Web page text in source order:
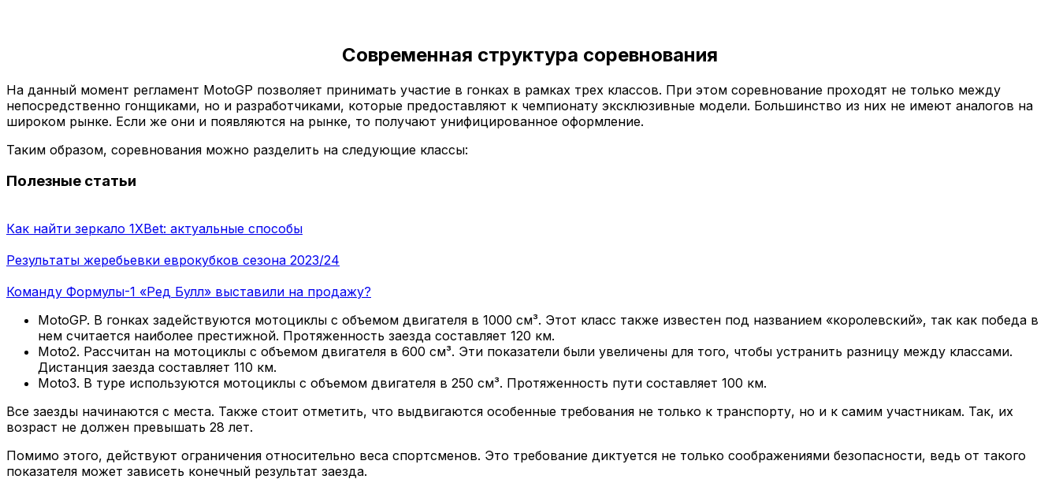
Современная структура соревнования
На данный момент регламент MotoGP позволяет принимать участие в гонках в рамках трех классов. При этом соревнование проходят не только между
непосредственно гонщиками, но и разработчиками, которые предоставляют к чемпионату эксклюзивные модели. Большинство из них не имеют аналогов на
широком рынке. Если же они и появляются на рынке, то получают унифицированное оформление.
Таким образом, соревнования можно разделить на следующие классы:
Полезные статьи
Как найти зеркало 1XBet: актуальные способы
Результаты жеребьевки еврокубков сезона 2023/24
Команду Формулы-1 «Ред Булл» выставили на продажу?
MotoGP. В гонках задействуются мотоциклы с объемом двигателя в 1000 см³. Этот класс также известен под названием «королевский», так как победа в
нем считается наиболее престижной. Протяженность заезда составляет 120 км.
Moto2. Рассчитан на мотоциклы с объемом двигателя в 600 см³. Эти показатели были увеличены для того, чтобы устранить разницу между классами.
Дистанция заезда составляет 110 км.
Moto3. В туре используются мотоциклы с объемом двигателя в 250 см³. Протяженность пути составляет 100 км.
Все заезды начинаются с места. Также стоит отметить, что выдвигаются особенные требования не только к транспорту, но и к самим участникам. Так, их
возраст не должен превышать 28 лет.
Помимо этого, действуют ограничения относительно веса спортсменов. Это требование диктуется не только соображениями безопасности, ведь от такого
показателя может зависеть конечный результат заезда.